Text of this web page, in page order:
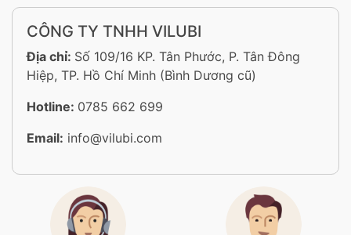
CÔNG TY TNHH VILUBI
Địa chỉ: Số 109/16 KP. Tân Phước, P. Tân Đông
Hiệp, TP. Hồ Chí Minh (Bình Dương cũ)
Hotline: 0785 662 699
Email: info@vilubi.com